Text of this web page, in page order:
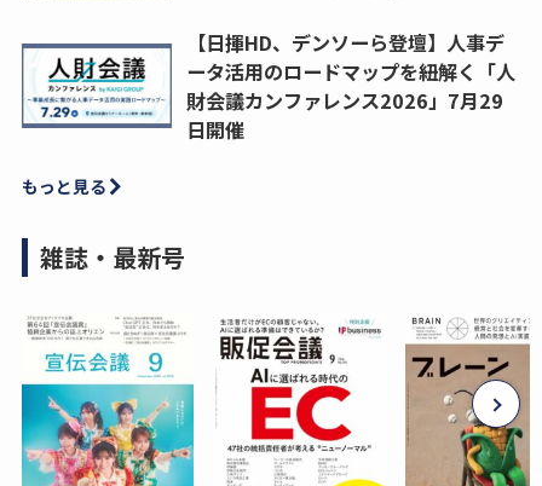
【日揮HD、デンソーら登壇】人事デ
ータ活用のロードマップを紐解く「人
財会議カンファレンス2026」7月29
日開催
もっと見る
雑誌・最新号